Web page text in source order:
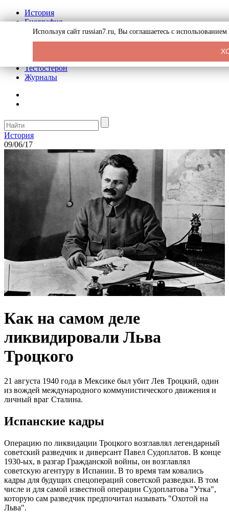
История
Биография
Криминал
Реклама на сайте
Тестостерон
Журналы
История
09/06/17
Как на самом деле
ликвидировали Льва
Троцкого
21 августа 1940 года в Мексике был убит Лев Троцкий, один
из вождей международного коммунистического движения и
личный враг Сталина.
Испанские кадры
Операцию по ликвидации Троцкого возглавлял легендарный
советский разведчик и диверсант Павел Судоплатов. В конце
1930-ых, в разгар Гражданской войны, он возглавлял
советскую агентуру в Испании. В то время там ковались
кадры для будущих спецопераций советской разведки. В том
числе и для самой известной операции Судоплатова "Утка",
которую сам разведчик предпочитал называть "Охотой на
Льва".
Используя сайт russian7.ru, Вы соглашаетесь с